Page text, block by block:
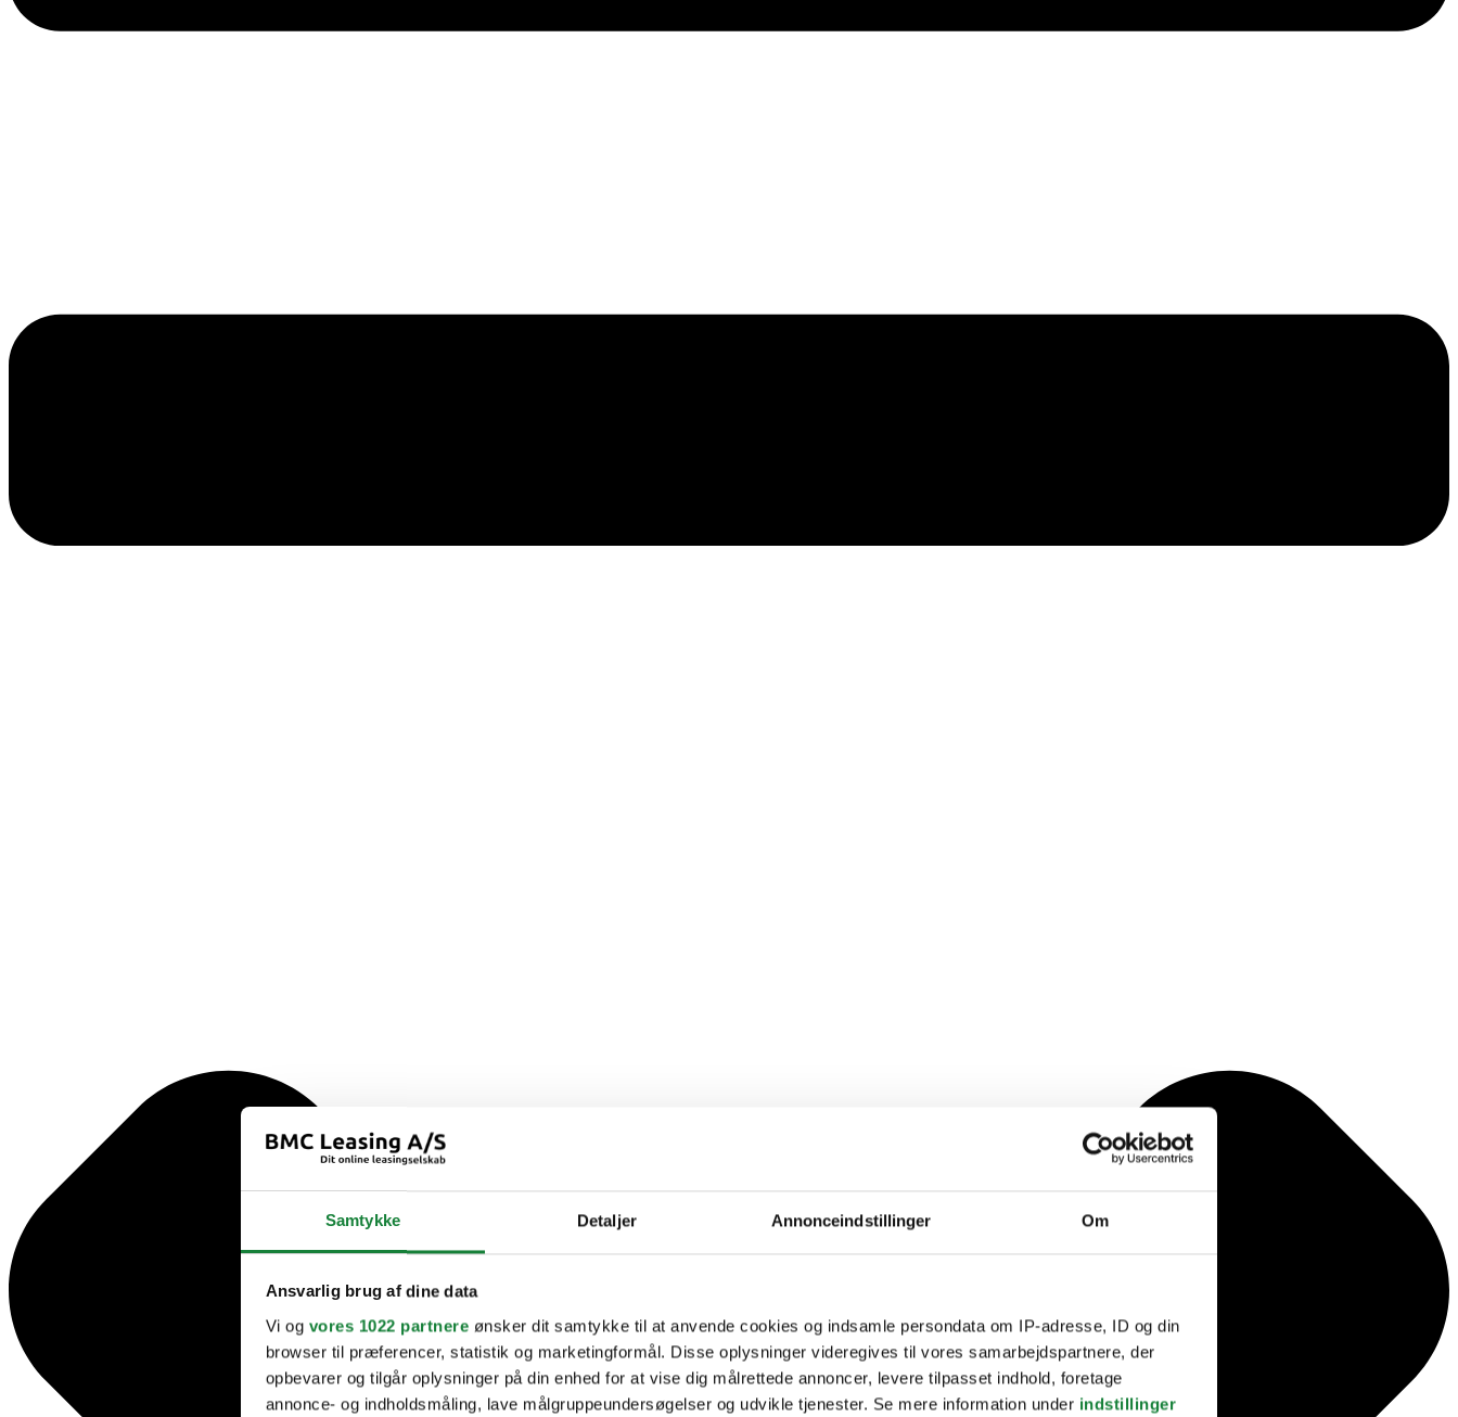
Samtykke Detaljer Annonceindstillinger Om
Ansvarlig brug af dine data
Vi og vores 1022 partnere ønsker dit samtykke til at anvende cookies og indsamle persondata om IP-adresse, ID og din
browser til præferencer, statistik og marketingformål. Disse oplysninger videregives til vores samarbejdspartnere, der
opbevarer og tilgår oplysninger på din enhed for at vise dig målrettede annoncer, levere tilpasset indhold, foretage
annonce- og indholdsmåling, lave målgruppeundersøgelser og udvikle tjenester. Se mere information under indstillinger